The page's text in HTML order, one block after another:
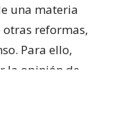
una materia
reformas,
Para ello,
la opinión de